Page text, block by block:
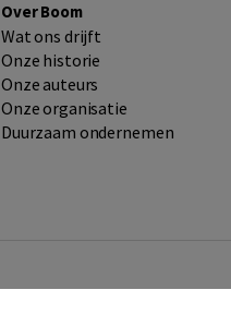
Over Boom
Wat ons drijft
Onze historie
Onze auteurs
Onze organisatie
Duurzaam ondernemen